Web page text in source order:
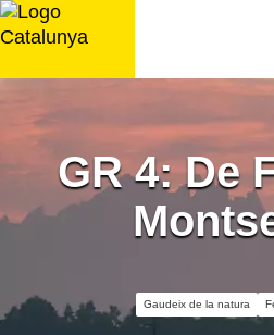
Saltar
al
GR 4: De
Gaudeix de la natura